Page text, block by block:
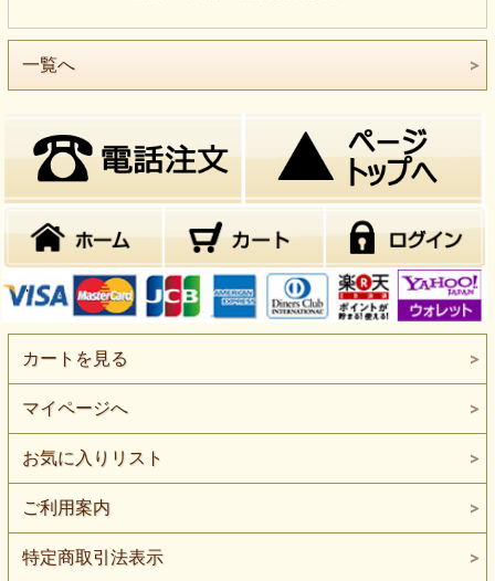
一覧へ
カートを見る
マイページへ
お気に入りリスト
ご利用案内
特定商取引法表示